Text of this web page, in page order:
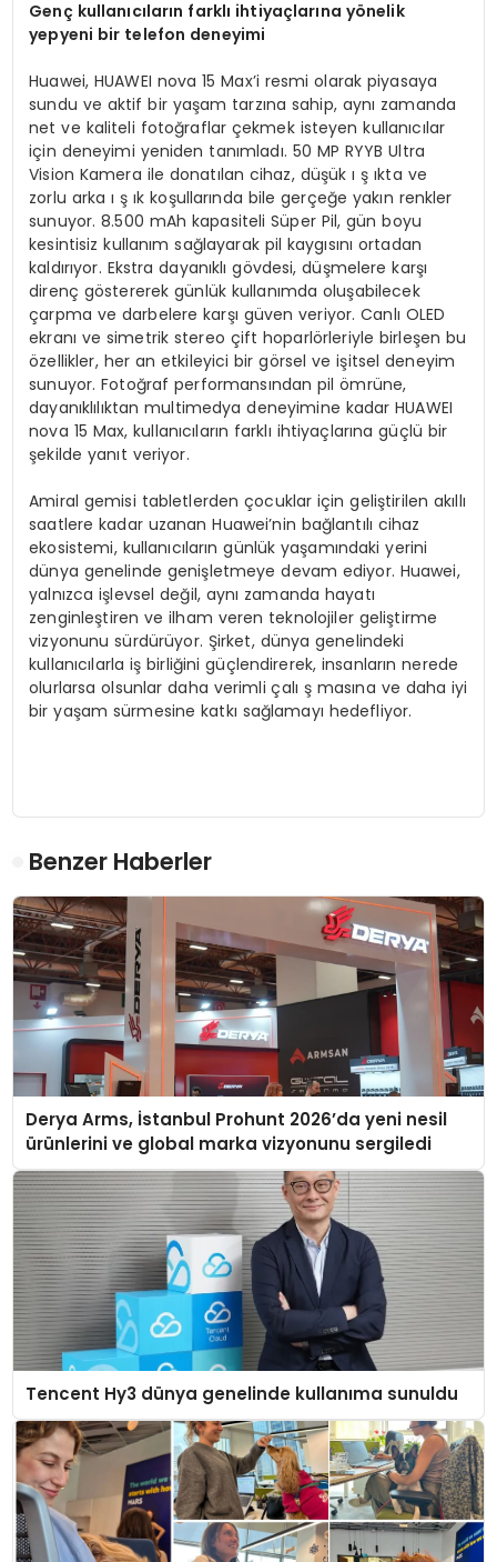
Genç kullanıcıların farklı ihtiyaçlarına yönelik
yepyeni bir telefon deneyimi
Huawei, HUAWEI nova 15 Max’i resmi olarak piyasaya
sundu ve aktif bir yaşam tarzına sahip, aynı zamanda
net ve kaliteli fotoğraflar çekmek isteyen kullanıcılar
için deneyimi yeniden tanımladı. 50 MP RYYB Ultra
Vision Kamera ile donatılan cihaz, düşük ı ş ıkta ve
zorlu arka ı ş ık koşullarında bile gerçeğe yakın renkler
sunuyor. 8.500 mAh kapasiteli Süper Pil, gün boyu
kesintisiz kullanım sağlayarak pil kaygısını ortadan
kaldırıyor. Ekstra dayanıklı gövdesi, düşmelere karşı
direnç göstererek günlük kullanımda oluşabilecek
çarpma ve darbelere karşı güven veriyor. Canlı OLED
ekranı ve simetrik stereo çift hoparlörleriyle birleşen bu
özellikler, her an etkileyici bir görsel ve işitsel deneyim
sunuyor. Fotoğraf performansından pil ömrüne,
dayanıklılıktan multimedya deneyimine kadar HUAWEI
nova 15 Max, kullanıcıların farklı ihtiyaçlarına güçlü bir
şekilde yanıt veriyor.
Amiral gemisi tabletlerden çocuklar için geliştirilen akıllı
saatlere kadar uzanan Huawei’nin bağlantılı cihaz
ekosistemi, kullanıcıların günlük yaşamındaki yerini
dünya genelinde genişletmeye devam ediyor. Huawei,
yalnızca işlevsel değil, aynı zamanda hayatı
zenginleştiren ve ilham veren teknolojiler geliştirme
vizyonunu sürdürüyor. Şirket, dünya genelindeki
kullanıcılarla iş birliğini güçlendirerek, insanların nerede
olurlarsa olsunlar daha verimli çalı ş masına ve daha iyi
bir yaşam sürmesine katkı sağlamayı hedefliyor.
Benzer Haberler
Derya Arms, İstanbul Prohunt 2026’da yeni nesil
ürünlerini ve global marka vizyonunu sergiledi
Tencent Hy3 dünya genelinde kullanıma sunuldu